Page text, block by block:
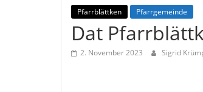
Pfarrblättken Pfarrgemeinde
Dat
2. November 2023 Sigrid